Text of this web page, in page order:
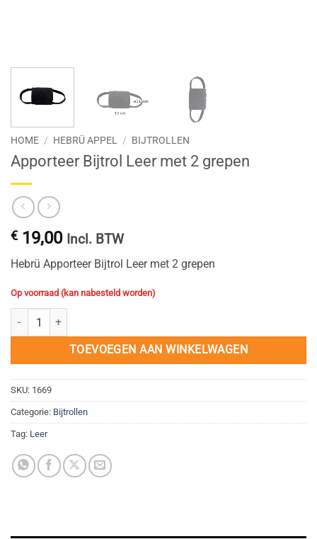
HOME / HEBRÜ APPEL / BIJTROLLEN
Apporteer Bijtrol Leer met 2 grepen
€ 19,00 Incl. BTW
Hebrü Apporteer Bijtrol Leer met 2 grepen
Op voorraad (kan nabesteld worden)
Apporteer Bijtrol Leer met 2 grepen aantal
TOEVOEGEN AAN WINKELWAGEN
SKU: 1669
Categorie: Bijtrollen
Tag: Leer